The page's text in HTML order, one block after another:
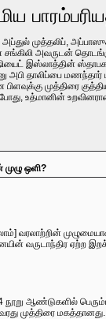
முத்தலிப்,
அவருடன்
இஸ்லாத்தின்
அபி தாலிப்பை
முத்திரை
​​உத்மானின்
முழு ஒளி?
வரலாற்றின்
ஆண்டுகளில்
முத்திரை மகத்தானது.